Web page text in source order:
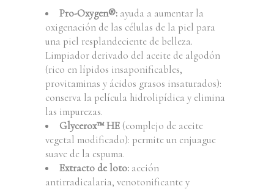
Pro-Oxygen®: ayuda a aumentar la
oxigenación de las células de la piel para
una piel resplandeciente de belleza.
Limpiador derivado del aceite de algodón
(rico en lípidos insaponificables,
provitaminas y ácidos grasos insaturados):
conserva la película hidrolipídica y elimina
las impurezas.
Glycerox™ HE (complejo de aceite
vegetal modificado): permite un enjuague
suave de la espuma.
Extracto de loto: acción
antirradicalaria, venotonificante y